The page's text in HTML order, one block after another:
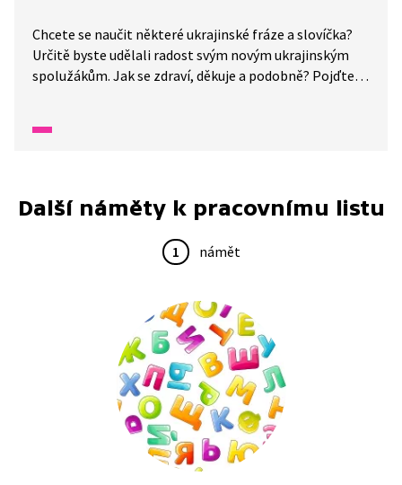
Chcete se naučit některé ukrajinské fráze a slovíčka?
Určitě byste udělali radost svým novým ukrajinským
spolužákům. Jak se zdraví, děkuje a podobně? Pojďte
Další náměty k pracovnímu listu
1 námět